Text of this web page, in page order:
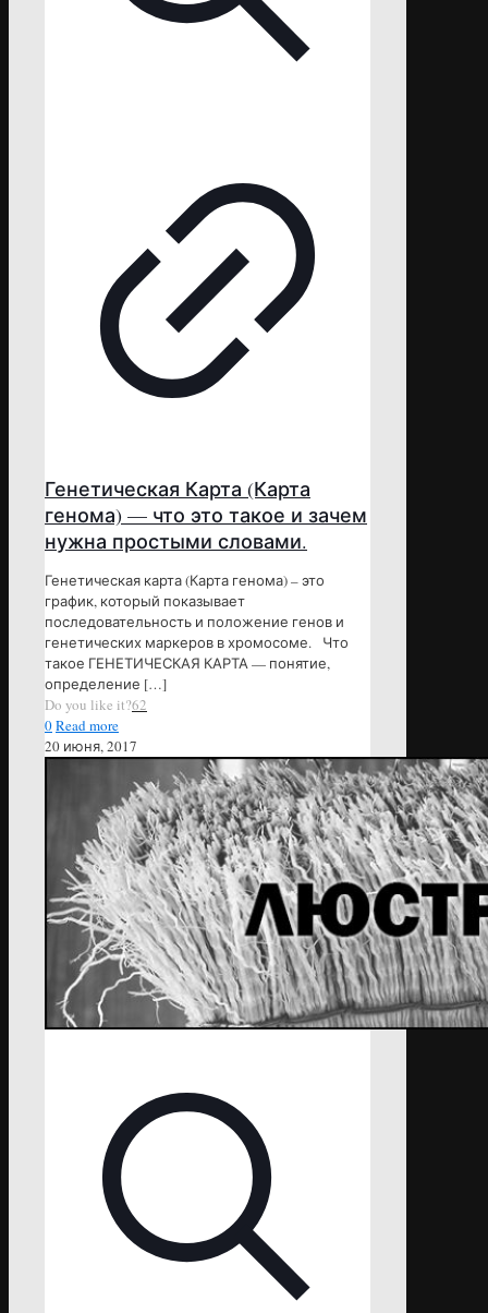
Генетическая Карта (Карта
генома) — что это такое и зачем
нужна простыми словами.
Генетическая карта (Карта генома) – это
график, который показывает
последовательность и положение генов и
генетических маркеров в хромосоме. Что
такое ГЕНЕТИЧЕСКАЯ КАРТА — понятие,
определение […]
Do you like it?62
0Read more
20 июня, 2017